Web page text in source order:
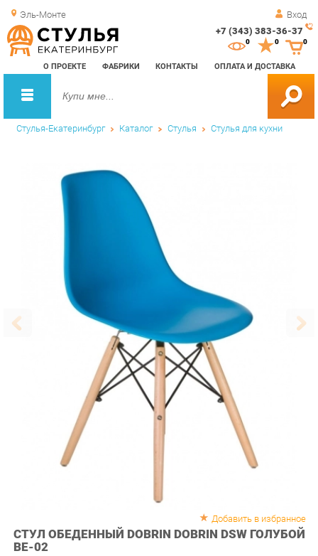
Эль-Монте Вход
+7 (343) 383-36-37
О ПРОЕКТЕ ФАБРИКИ КОНТАКТЫ ОПЛАТА И ДОСТАВКА
0 0
Стулья-Екатеринбург Каталог Стулья Стулья для кухни
СТУЛ ОБЕДЕННЫЙ DOBRIN DOBRIN DSW ГОЛУБОЙ
Рейтинг: